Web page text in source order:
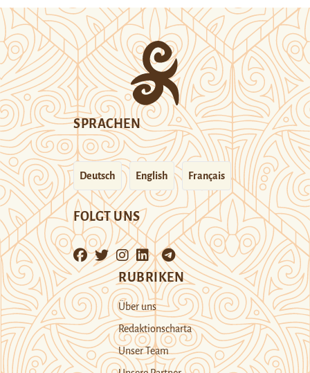
SPRACHEN
Deutsch English Français
FOLGT UNS
RUBRIKEN
Über uns
Redaktionscharta
Unser Team